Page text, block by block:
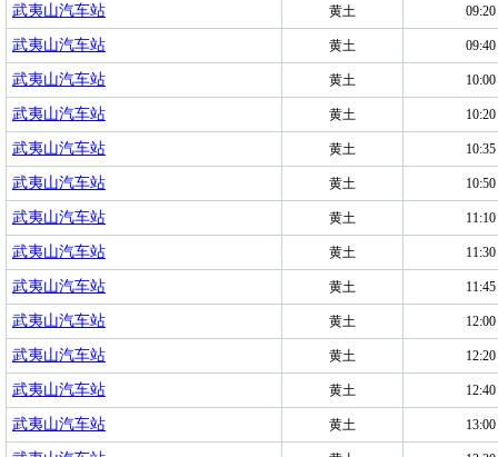
武夷山汽车站 黄土 09:20
武夷山汽车站 黄土 09:40
武夷山汽车站 黄土 10:00
武夷山汽车站 黄土 10:20
武夷山汽车站 黄土 10:35
武夷山汽车站 黄土 10:50
武夷山汽车站 黄土 11:10
武夷山汽车站 黄土 11:30
武夷山汽车站 黄土 11:45
武夷山汽车站 黄土 12:00
武夷山汽车站 黄土 12:20
武夷山汽车站 黄土 12:40
武夷山汽车站 黄土 13:00